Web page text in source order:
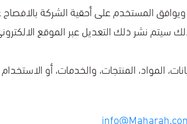
المستخدم على أحقية الشركة بالافصاح
نشر ذلك التعديل عبر الموقع الالكتروني،
المواد، المنتجات، والخدمات، أو